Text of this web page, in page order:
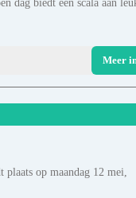
dag biedt een scala aan
Meer
plaats op maandag 12 mei,